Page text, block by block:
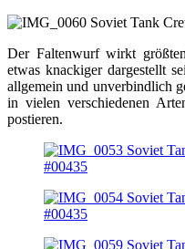
Der Faltenwurf wirkt
etwas knackiger dargestellt
allgemein und unverbindlich
in vielen verschiedenen
postieren.